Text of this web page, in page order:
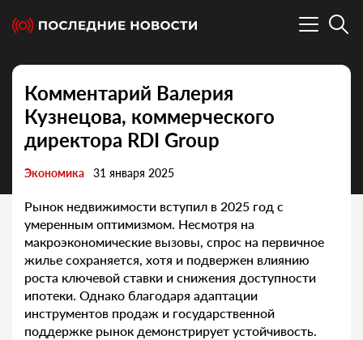
Комментарий Валерия
Кузнецова, коммерческого
директора RDI Group
Экономика 31 января 2025
Рынок недвижимости вступил в 2025 год с
умеренным оптимизмом. Несмотря на
макроэкономические вызовы, спрос на первичное
жилье сохраняется, хотя и подвержен влиянию
роста ключевой ставки и снижения доступности
ипотеки. Однако благодаря адаптации
инструментов продаж и государственной
поддержке рынок демонстрирует устойчивость.